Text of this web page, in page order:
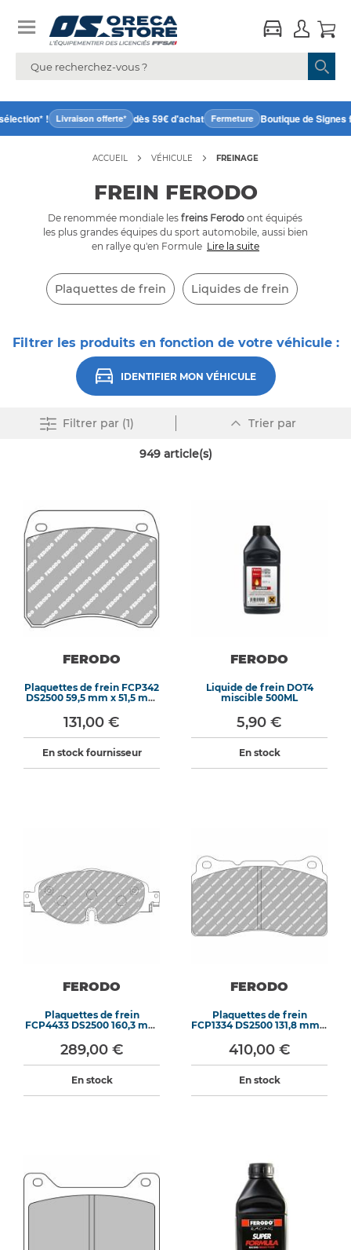
! Livraison offerte* dès 59€ d'achat Fermeture Boutique de Signes
ACCUEIL VÉHICULE FREINAGE
FREIN FERODO
De renommée mondiale les freins Ferodo ont équipés
les plus grandes équipes du sport automobile, aussi bien
en rallye qu'en Formule Lire la suite
Plaquettes de frein Liquides de frein
Filtrer les produits en fonction de votre véhicule :
IDENTIFIER MON VÉHICULE
Supprimer tout
Filtrerpar (1) Trier par
ordre
949article(s)
FERODO
Plaquettes de frein FCP342
DS2500 59,5 mm x 51,5 mm
131,00 €
En stock fournisseur
FERODO
Liquide de frein DOT4
miscible 500ML
5,90 €
En stock
FERODO
Plaquettes de frein
FCP4433 DS2500 160,3 mm
289,00 €
En stock
FERODO
Plaquettes de frein
FCP1334 DS2500 131,8 mm x
410,00 €
En stock